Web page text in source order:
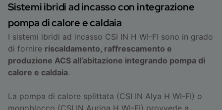
Sistemi ibridi ad incasso con integrazione
pompa di calore e caldaia
I sistemi ibridi ad incasso CSI IN H WI-FI sono in grado
di fornire riscaldamento, raffrescamento e
produzione ACS all’abitazione integrando pompa di
calore e caldaia.
La pompa di calore splittata (CSI IN Alya H WI-FI) o
monoblocco (CSI IN Auriga H WI-FI) provvede a